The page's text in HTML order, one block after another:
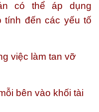
có thể áp dụng
tính đến các yếu tố
việc làm tan vỡ
bên vào khối tài